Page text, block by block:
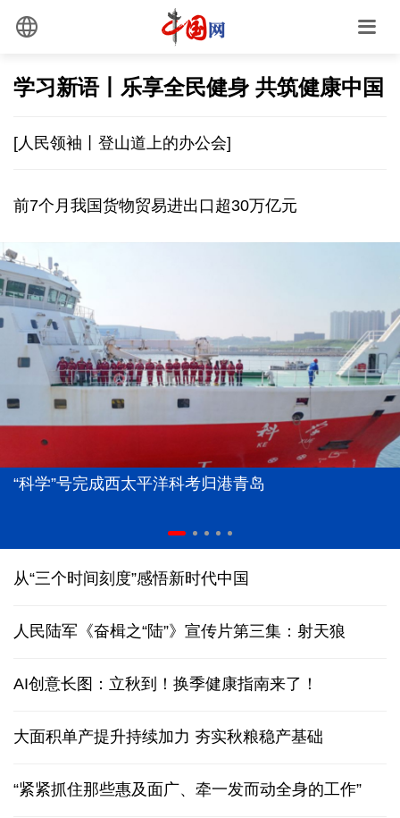
学习新语丨乐享全民健身 共筑健康中国
[人民领袖丨登山道上的办公会]
前7个月我国货物贸易进出口超30万亿元
“科学”号完成西太平洋科考归港青岛
从“三个时间刻度”感悟新时代中国
人民陆军《奋楫之“陆”》宣传片第三集：射天狼
AI创意长图：立秋到！换季健康指南来了！
大面积单产提升持续加力 夯实秋粮稳产基础
“紧紧抓住那些惠及面广、牵一发而动全身的工作”